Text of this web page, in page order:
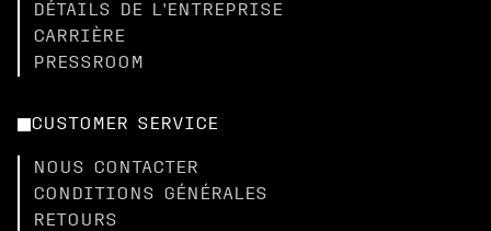
DÉTAILS DE L'ENTREPRISE
CARRIÈRE
PRESSROOM
CUSTOMER SERVICE
NOUS CONTACTER
CONDITIONS GÉNÉRALES
RETOURS